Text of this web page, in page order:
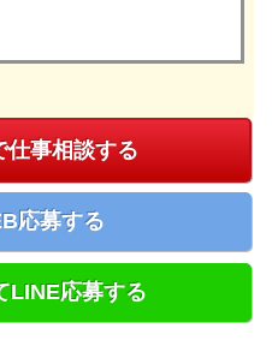
仕事相談する
応募する
LINE応募する